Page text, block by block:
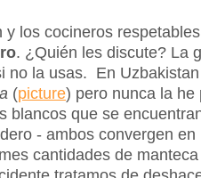
los cocineros
. ¿Quién les discute? La
no la usas. En
(picture) pero nunca la he
blancos que se
- ambos convergen
cantidades de